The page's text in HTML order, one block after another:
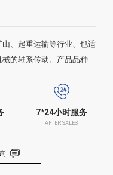
、起重运输等行业、也适
的轴系传动。产品品种较
7*24小时服务
AFTER SALES